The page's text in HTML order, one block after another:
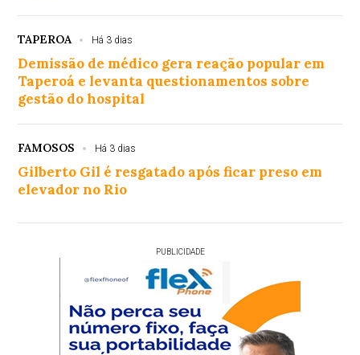
TAPEROA Há 3 dias
Demissão de médico gera reação popular em
Taperoá e levanta questionamentos sobre
gestão do hospital
FAMOSOS Há 3 dias
Gilberto Gil é resgatado após ficar preso em
elevador no Rio
PUBLICIDADE